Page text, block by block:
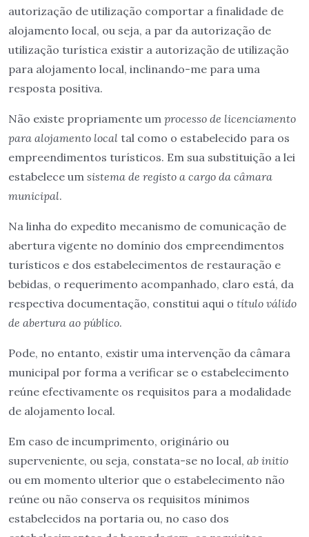
autorização de utilização comportar a finalidade de
alojamento local, ou seja, a par da autorização de
utilização turística existir a autorização de utilização
para alojamento local, inclinando-me para uma
resposta positiva.
Não existe propriamente um processo de licenciamento
para alojamento local tal como o estabelecido para os
empreendimentos turísticos. Em sua substituição a lei
estabelece um sistema de registo a cargo da câmara
municipal.
Na linha do expedito mecanismo de comunicação de
abertura vigente no domínio dos empreendimentos
turísticos e dos estabelecimentos de restauração e
bebidas, o requerimento acompanhado, claro está, da
respectiva documentação, constitui aqui o título válido
de abertura ao público.
Pode, no entanto, existir uma intervenção da câmara
municipal por forma a verificar se o estabelecimento
reúne efectivamente os requisitos para a modalidade
de alojamento local.
Em caso de incumprimento, originário ou
superveniente, ou seja, constata-se no local, ab initio
ou em momento ulterior que o estabelecimento não
reúne ou não conserva os requisitos mínimos
estabelecidos na portaria ou, no caso dos